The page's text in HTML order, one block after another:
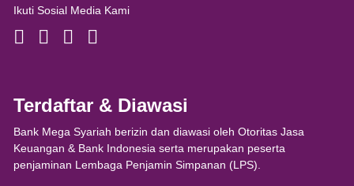
Ikuti Sosial Media Kami
Terdaftar & Diawasi
Bank Mega Syariah berizin dan diawasi oleh Otoritas Jasa
Keuangan & Bank Indonesia serta merupakan peserta
penjaminan Lembaga Penjamin Simpanan (LPS).